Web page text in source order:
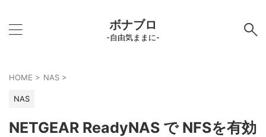
ボナブロ
-自由気ままに-
HOME > NAS >
NAS
NETGEAR ReadyNAS で NFSを有効